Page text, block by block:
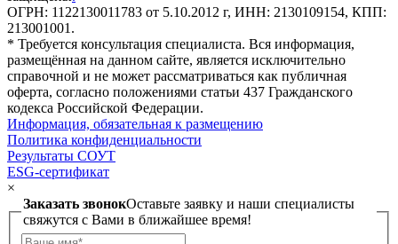
ОГРН: 1122130011783 от 5.10.2012 г, ИНН: 2130109154, КПП:
213001001.
* Требуется консультация специалиста. Вся информация,
размещённая на данном сайте, является исключительно
справочной и не может рассматриваться как публичная
оферта, согласно положениями статьи 437 Гражданского
кодекса Российской Федерации.
Информация, обязательная к размещению
Политика конфиденциальности
Результаты СОУТ
ESG-сертификат
×
Заказать звонокОставьте заявку и наши специалисты
свяжутся с Вами в ближайшее время!